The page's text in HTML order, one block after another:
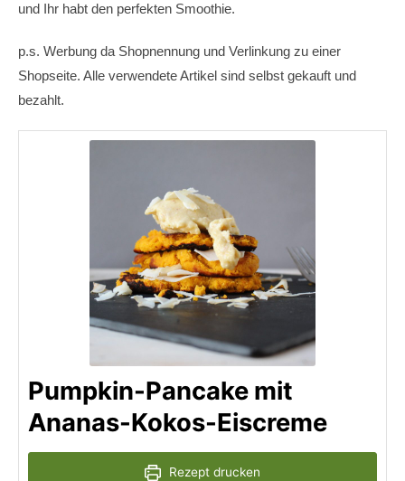
und Ihr habt den perfekten Smoothie.
p.s. Werbung da Shopnennung und Verlinkung zu einer
Shopseite. Alle verwendete Artikel sind selbst gekauft und
bezahlt.
Pumpkin-Pancake mit
Ananas-Kokos-Eiscreme
Rezept drucken